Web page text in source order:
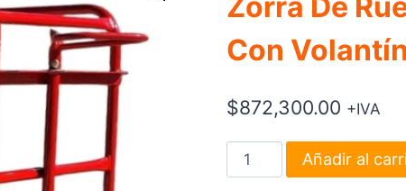
Zorra De
Con
$872,300.00 +IVA
Zorra
De
Añadir al